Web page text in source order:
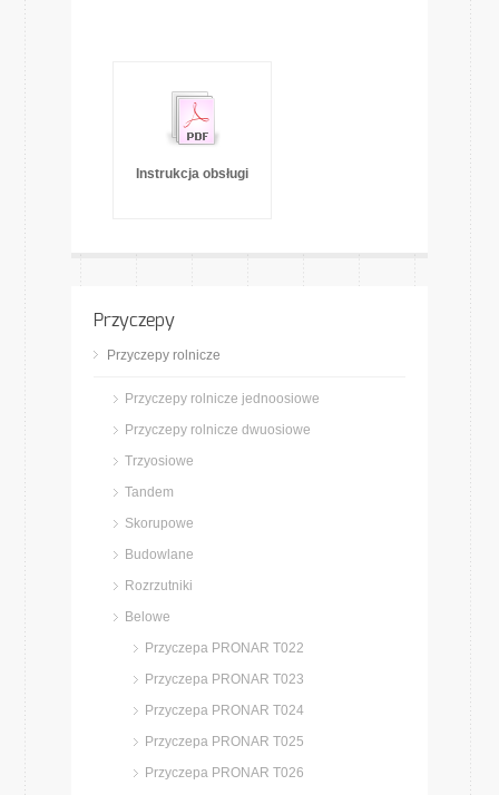
Instrukcja obsługi
Przyczepy
Przyczepy rolnicze
Przyczepy rolnicze jednoosiowe
Przyczepy rolnicze dwuosiowe
Trzyosiowe
Tandem
Skorupowe
Budowlane
Rozrzutniki
Belowe
Przyczepa PRONAR T022
Przyczepa PRONAR T023
Przyczepa PRONAR T024
Przyczepa PRONAR T025
Przyczepa PRONAR T026